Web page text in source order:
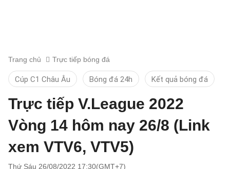
Trang chủ Trực tiếp bóng đá
Cúp C1 Châu Âu Bóng đá 24h Kết quả bóng đá
Trực tiếp V.League 2022
Vòng 14 hôm nay 26/8 (Link
xem VTV6, VTV5)
Thứ Sáu 26/08/2022 17:30(GMT+7)